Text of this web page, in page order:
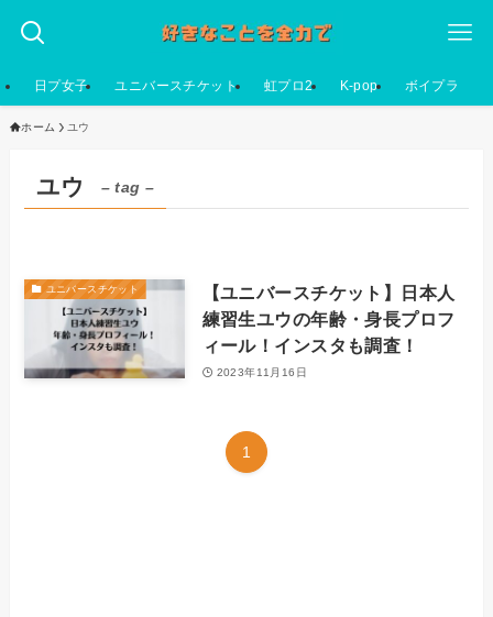
日プ女子 ユニバースチケット 虹プロ2 K-pop ボイプラ
ホーム ユウ
ユウ – tag –
ユニバースチケット
【ユニバースチケット】日本人
練習生ユウの年齢・身長プロフ
ィール！インスタも調査！
2023年11月16日
1